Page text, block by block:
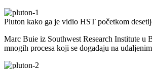
Pluton kako ga je vidio HST početkom
Marc Buie iz Southwest Research Institute u
mnogih procesa koji se događaju na